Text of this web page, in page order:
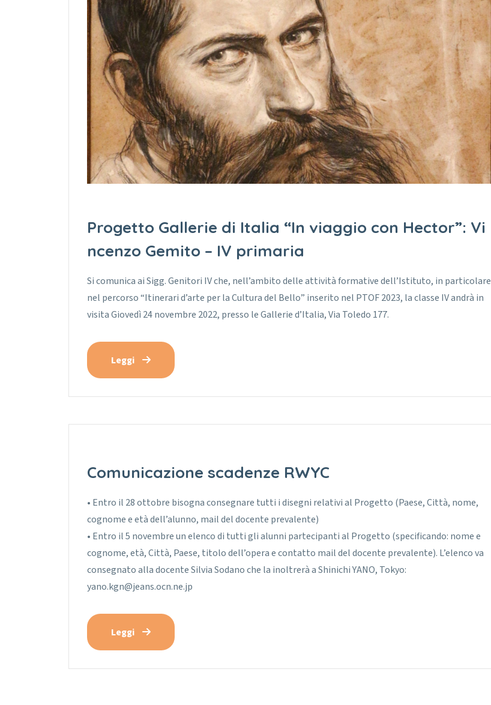
Progetto Gallerie di Italia “In viaggio con Hector”: Vi
ncenzo Gemito – IV primaria
Si comunica ai Sigg. Genitori IV che, nell’ambito delle attività formative dell’Istituto, in particolare
nel percorso “Itinerari d’arte per la Cultura del Bello” inserito nel PTOF 2023, la classe IV andrà in
visita Giovedì 24 novembre 2022, presso le Gallerie d’Italia, Via Toledo 177.
Leggi
Comunicazione scadenze RWYC
• Entro il 28 ottobre bisogna consegnare tutti i disegni relativi al Progetto (Paese, Città, nome,
cognome e età dell’alunno, mail del docente prevalente)
• Entro il 5 novembre un elenco di tutti gli alunni partecipanti al Progetto (specificando: nome e
cognome, età, Città, Paese, titolo dell’opera e contatto mail del docente prevalente). L’elenco va
consegnato alla docente Silvia Sodano che la inoltrerà a Shinichi YANO, Tokyo:
yano.kgn@jeans.ocn.ne.jp
Leggi